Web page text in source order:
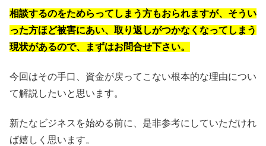
相談するのをためらってしまう方もおられますが、そうい
った方ほど被害にあい、取り返しがつかなくなってしまう
現状があるので、まずはお問合せ下さい。
今回はその手口、資金が戻ってこない根本的な理由につい
て解説したいと思います。
新たなビジネスを始める前に、是非参考にしていただけれ
ば嬉しく思います。